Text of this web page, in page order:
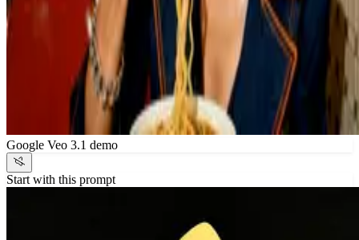
Google Veo 3.1 demo
Start with this prompt